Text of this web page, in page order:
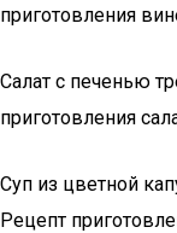
приготовления
Салат с печенью
приготовления
Суп из цветной
Рецепт